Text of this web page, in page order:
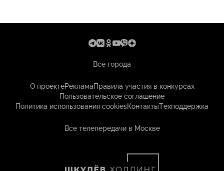
Все города
О проектеРекламаПравила участия в конкурсах
Пользовательское соглашение
Политика использования cookiesКонтактыТехподдержка
Все телепередачи в Москве